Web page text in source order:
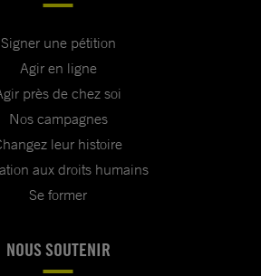
Signer une pétition
Agir en ligne
près de chez soi
Nos campagnes
leur histoire
aux droits humains
Se former
NOUS SOUTENIR